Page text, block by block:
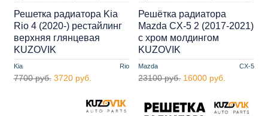
Kia Rio
Решетка радиатора Kia
Rio 4 (2020-) рестайлинг
верхняя глянцевая
KUZOVIK
7700 руб. 3720 руб.
Mazda CX-5
Решётка радиатора
Mazda CX-5 2 (2017-2021)
с хром молдингом
KUZOVIK
23100 руб. 16000 руб.